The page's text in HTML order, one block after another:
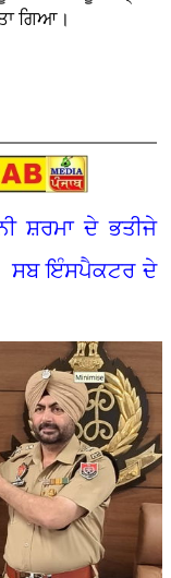
ਗਿਆ।
ਸ਼ਰਮਾ ਦੇ ਭਤੀਜੇ
ਸਬ ਇੰਸਪੈਕਟਰ ਦੇ